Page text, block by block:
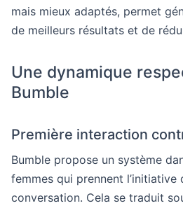
mais mieux adaptés, permet
de meilleurs résultats et de
Une dynamique
Bumble
Première interaction
Bumble propose un système
femmes qui prennent l’initiative
conversation. Cela se traduit